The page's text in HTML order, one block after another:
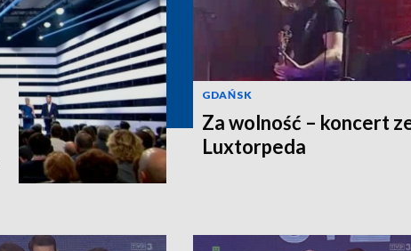
GDAŃSK
Za wolność – koncert
Luxtorpeda